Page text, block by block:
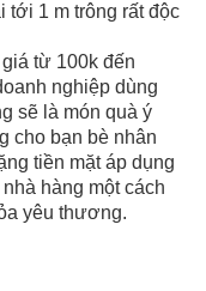
tới 1 m trông rất độc
từ 100k đến
nghiệp dùng
sẽ là món quà ý
cho bạn bè nhân
tiền mặt áp dụng
hàng một cách
yêu thương.